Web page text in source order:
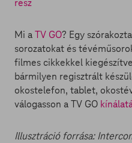
rész
Mi aTV GO? Egy
sorozatokat és
filmes cikkekkel
bármilyen regisztrált
okostelefon, tablet,
válogasson a TV GO
Illusztráció forrása: